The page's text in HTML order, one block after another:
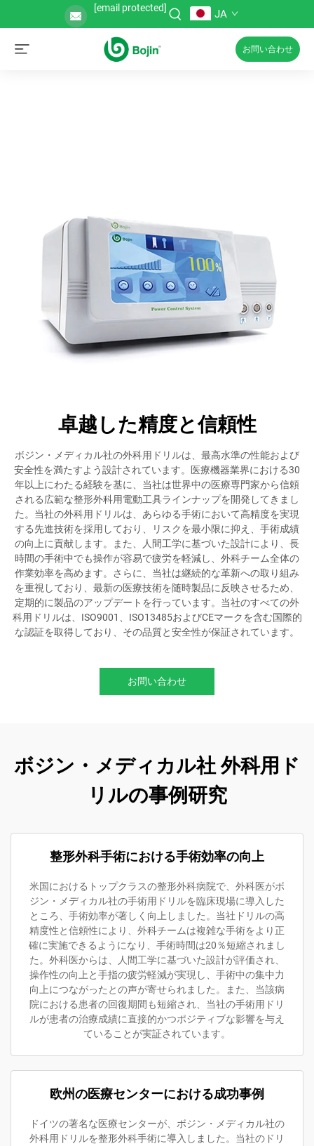
[email protected] JA
お問い合わせ
卓越した精度と信頼性
ボジン・メディカル社の外科用ドリルは、最高水準の性能および
安全性を満たすよう設計されています。医療機器業界における30
年以上にわたる経験を基に、当社は世界中の医療専門家から信頼
される広範な整形外科用電動工具ラインナップを開発してきまし
た。当社の外科用ドリルは、あらゆる手術において高精度を実現
する先進技術を採用しており、リスクを最小限に抑え、手術成績
の向上に貢献します。また、人間工学に基づいた設計により、長
時間の手術中でも操作が容易で疲労を軽減し、外科チーム全体の
作業効率を高めます。さらに、当社は継続的な革新への取り組み
を重視しており、最新の医療技術を随時製品に反映させるため、
定期的に製品のアップデートを行っています。当社のすべての外
科用ドリルは、ISO9001、ISO13485およびCEマークを含む国際的
な認証を取得しており、その品質と安全性が保証されています。
お問い合わせ
ボジン・メディカル社 外科用ド
リルの事例研究
整形外科手術における手術効率の向上
米国におけるトップクラスの整形外科病院で、外科医がボ
ジン・メディカル社の手術用ドリルを臨床現場に導入した
ところ、手術効率が著しく向上しました。当社ドリルの高
精度性と信頼性により、外科チームは複雑な手術をより正
確に実施できるようになり、手術時間は20％短縮されまし
た。外科医からは、人間工学に基づいた設計が評価され、
操作性の向上と手指の疲労軽減が実現し、手術中の集中力
向上につながったとの声が寄せられました。また、当該病
院における患者の回復期間も短縮され、当社の手術用ドリ
ルが患者の治療成績に直接的かつポジティブな影響を与え
ていることが実証されています。
欧州の医療センターにおける成功事例
ドイツの著名な医療センターが、ボジン・メディカル社の
外科用ドリルを整形外科手術に導入しました。当社のドリ